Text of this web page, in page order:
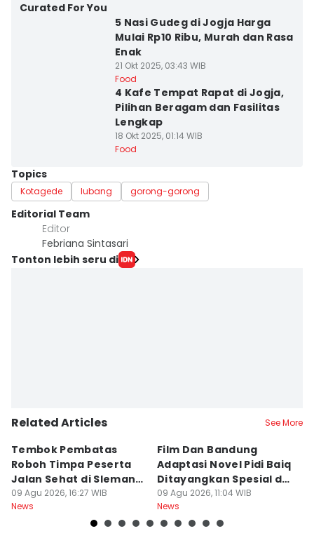
Curated For You
5 Nasi Gudeg di Jogja Harga
Mulai Rp10 Ribu, Murah dan Rasa
Enak
21 Okt 2025, 03:43 WIB
Food
4 Kafe Tempat Rapat di Jogja,
Pilihan Beragam dan Fasilitas
Lengkap
18 Okt 2025, 01:14 WIB
Food
Topics
Kotagede lubang gorong-gorong
Editorial Team
Editor
Febriana Sintasari
Tonton lebih seru di
Related Articles See More
Tembok Pembatas
Roboh Timpa Peserta
Jalan Sehat di Sleman,
10 Orang Luka
09 Agu 2026, 16:27 WIB
News
Film Dan Bandung
Adaptasi Novel Pidi Baiq
Ditayangkan Spesial di
Jogja
09 Agu 2026, 11:04 WIB
News